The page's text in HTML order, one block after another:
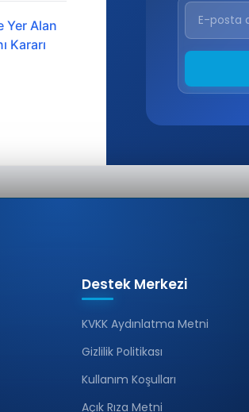
Yer Alan
Kararı
Destek Merkezi
KVKK Aydınlatma Metni
Gizlilik Politikası
Kullanım Koşulları
Açık Rıza Metni